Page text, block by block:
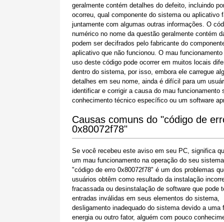
geralmente contém detalhes do defeito, incluindo
ocorreu, qual componente do sistema ou aplicativo
juntamente com algumas outras informações. O
numérico no nome da questão geralmente contém
podem ser decifrados pelo fabricante do
aplicativo que não funcionou. O mau
uso deste código pode ocorrer em muitos locais
dentro do sistema, por isso, embora ele carregue
detalhes em seu nome, ainda é difícil para um
identificar e corrigir a causa do mau funcionamento
conhecimento técnico específico ou um software
Causas comuns do "código de
0x80072f78"
Se você recebeu este aviso em seu PC, significa
um mau funcionamento na operação do seu
"código de erro 0x80072f78" é um dos problemas
usuários obtêm como resultado da instalação
fracassada ou desinstalação de software que pode
entradas inválidas em seus elementos do sistema,
desligamento inadequado do sistema devido a uma
energia ou outro fator, alguém com pouco